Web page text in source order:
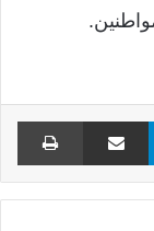
تيلقرام مشاركة عبر البريد